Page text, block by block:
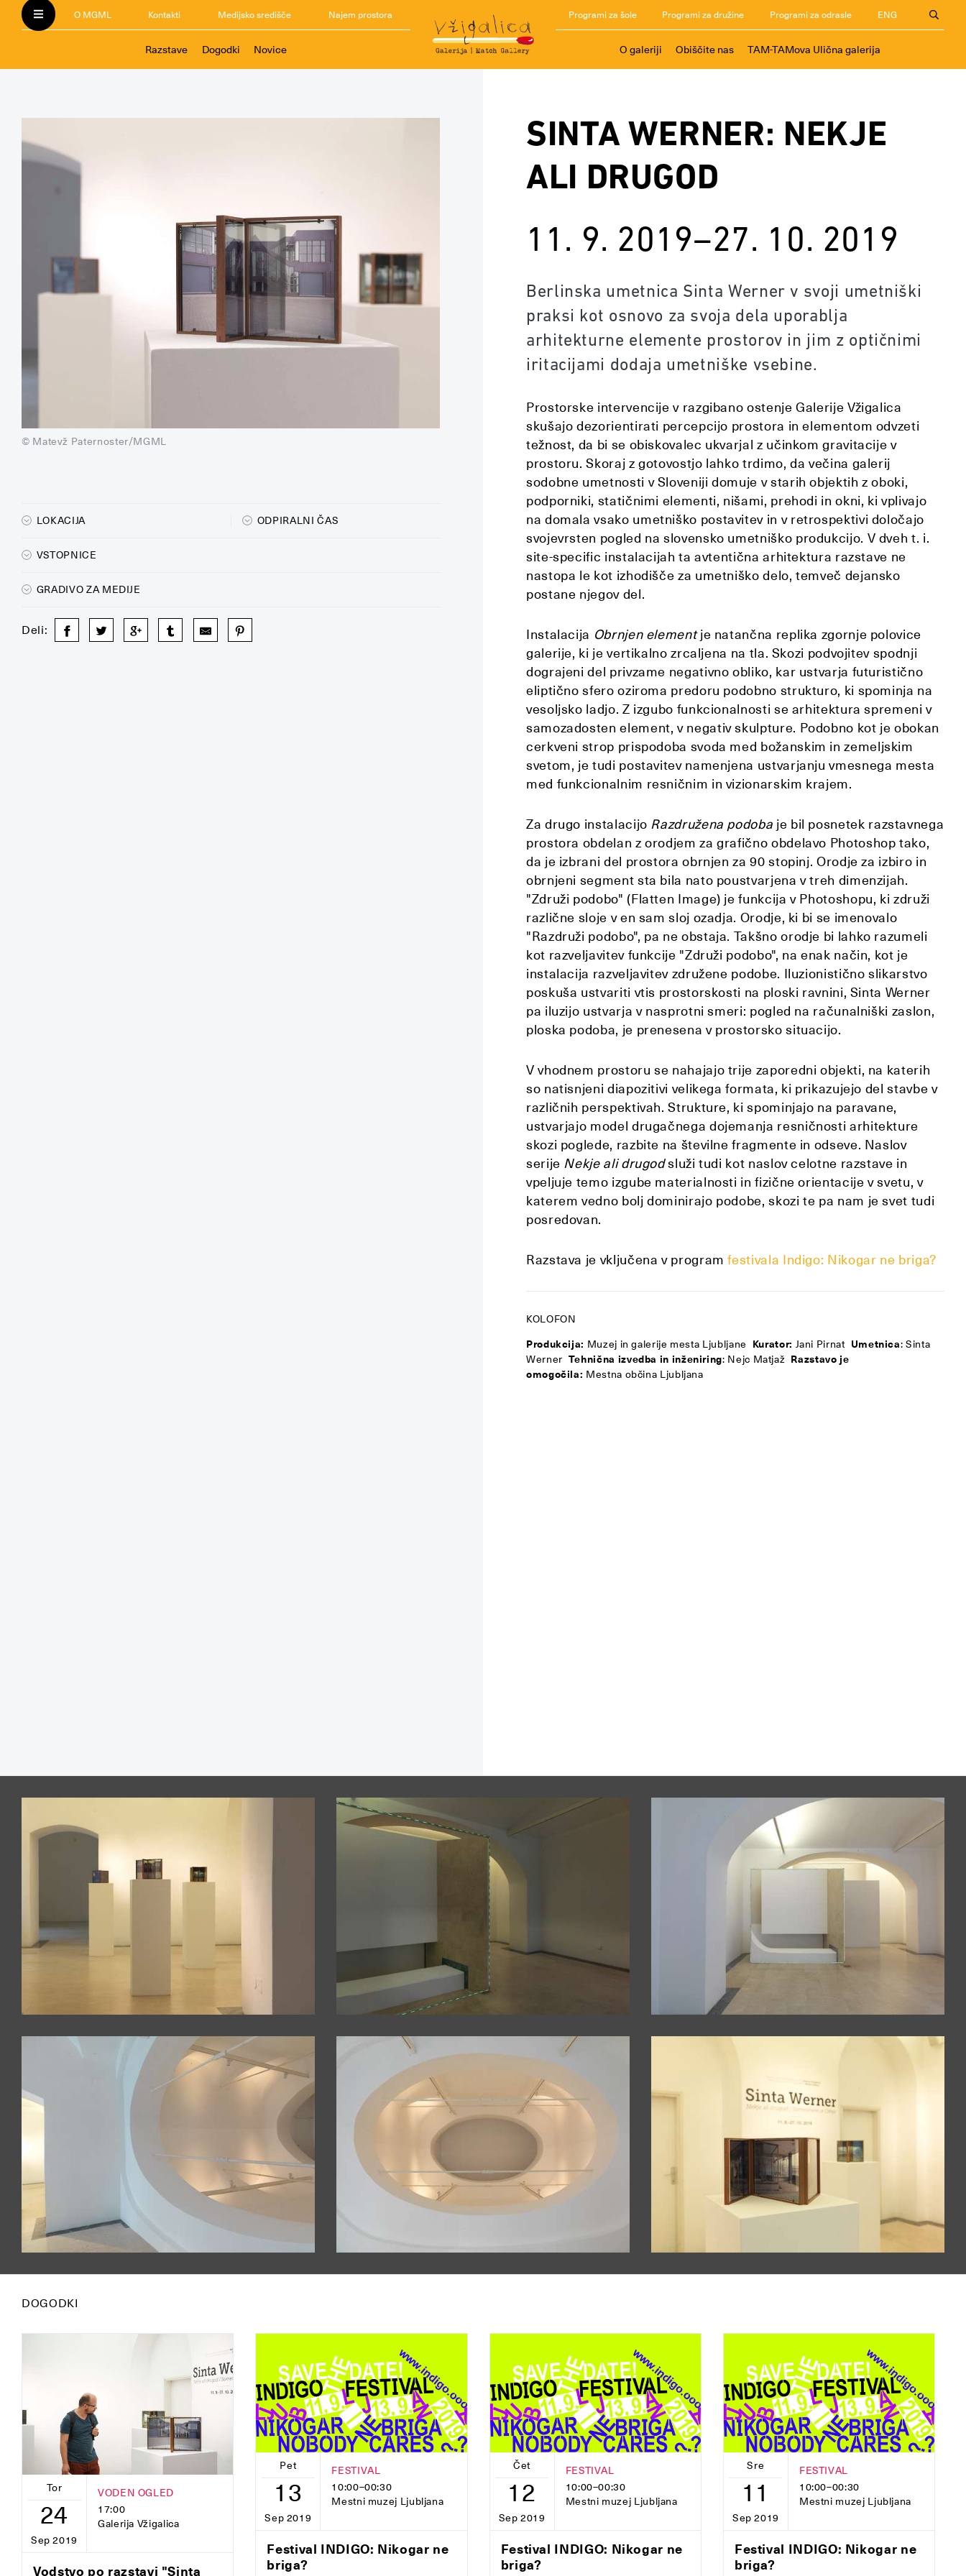
O MGML Kontakti Medijsko središče Najem prostora
Razstave Dogodki Novice
Programi za šole Programi za družine Programi za odrasle ENG
O galeriji Obiščite nas TAM-TAMova Ulična galerija
© Matevž Paternoster/MGML
LOKACIJA ODPIRALNI ČAS
VSTOPNICE
GRADIVO ZA MEDIJE
Deli:
SINTA WERNER: NEKJE
ALI DRUGOD
11. 9. 2019–27. 10. 2019
Berlinska umetnica Sinta Werner v svoji umetniški
praksi kot osnovo za svoja dela uporablja
arhitekturne elemente prostorov in jim z optičnimi
iritacijami dodaja umetniške vsebine.
Prostorske intervencije v razgibano ostenje Galerije Vžigalica
skušajo dezorientirati percepcijo prostora in elementom odvzeti
težnost, da bi se obiskovalec ukvarjal z učinkom gravitacije v
prostoru. Skoraj z gotovostjo lahko trdimo, da večina galerij
sodobne umetnosti v Sloveniji domuje v starih objektih z oboki,
podporniki, statičnimi elementi, nišami, prehodi in okni, ki vplivajo
na domala vsako umetniško postavitev in v retrospektivi določajo
svojevrsten pogled na slovensko umetniško produkcijo. V dveh t. i.
site-specific instalacijah ta avtentična arhitektura razstave ne
nastopa le kot izhodišče za umetniško delo, temveč dejansko
postane njegov del.
Instalacija Obrnjen elementje natančna replika zgornje polovice
galerije, ki je vertikalno zrcaljena na tla. Skozi podvojitev spodnji
dograjeni del privzame negativno obliko, kar ustvarja futuristično
eliptično sfero oziroma predoru podobno strukturo, ki spominja na
vesoljsko ladjo. Z izgubo funkcionalnosti se arhitektura spremeni v
samozadosten element, v negativ skulpture. Podobno kot je obokan
cerkveni strop prispodoba svoda med božanskim in zemeljskim
svetom, je tudi postavitev namenjena ustvarjanju vmesnega mesta
med funkcionalnim resničnim in vizionarskim krajem.
Za drugo instalacijo Razdružena podoba je bil posnetek razstavnega
prostora obdelan z orodjem za grafično obdelavo Photoshop tako,
da je izbrani del prostora obrnjen za 90 stopinj. Orodje za izbiro in
obrnjeni segment sta bila nato poustvarjena v treh dimenzijah.
"Združi podobo" (Flatten Image) je funkcija v Photoshopu, ki združi
različne sloje v en sam sloj ozadja. Orodje, ki bi se imenovalo
"Razdruži podobo", pa ne obstaja. Takšno orodje bi lahko razumeli
kot razveljavitev funkcije "Združi podobo", na enak način, kot je
instalacija razveljavitev združene podobe. Iluzionistično slikarstvo
poskuša ustvariti vtis prostorskosti na ploski ravnini, Sinta Werner
pa iluzijo ustvarja v nasprotni smeri: pogled na računalniški zaslon,
ploska podoba, je prenesena v prostorsko situacijo.
V vhodnem prostoru se nahajajo trije zaporedni objekti, na katerih
so natisnjeni diapozitivi velikega formata, ki prikazujejo del stavbe v
različnih perspektivah. Strukture, ki spominjajo na paravane,
ustvarjajo model drugačnega dojemanja resničnosti arhitekture
skozi poglede, razbite na številne fragmente in odseve. Naslov
serije Nekje ali drugodsluži tudi kot naslov celotne razstave in
vpeljuje temo izgube materialnosti in fizične orientacije v svetu, v
katerem vedno bolj dominirajo podobe, skozi te pa nam je svet tudi
posredovan.
Razstava je vključena v programfestivala Indigo: Nikogar ne briga?
KOLOFON
Produkcija: Muzej in galerije mesta Ljubljane Kurator: Jani Pirnat Umetnica: Sinta
Werner Tehnična izvedba in inženiring: Nejc Matjaž Razstavo je
omogočila: Mestna občina Ljubljana
DOGODKI
Tor
24
Sep 2019
VODEN OGLED
17:00
Galerija Vžigalica
Vodstvo po razstavi "Sinta
Pet
13
Sep 2019
FESTIVAL
10:00–00:30
Mestni muzej Ljubljana
Festival INDIGO: Nikogar ne
briga?
Čet
12
Sep 2019
FESTIVAL
10:00–00:30
Mestni muzej Ljubljana
Festival INDIGO: Nikogar ne
briga?
Sre
11
Sep 2019
FESTIVAL
10:00–00:30
Mestni muzej Ljubljana
Festival INDIGO: Nikogar ne
briga?